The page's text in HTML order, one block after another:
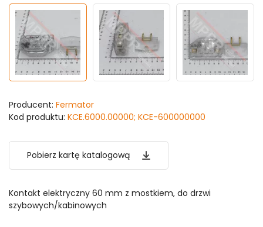
Producent: Fermator
Kod produktu: KCE.6000.00000; KCE-600000000
Pobierz kartę katalogową
Kontakt elektryczny 60 mm z mostkiem, do drzwi
szybowych/kabinowych